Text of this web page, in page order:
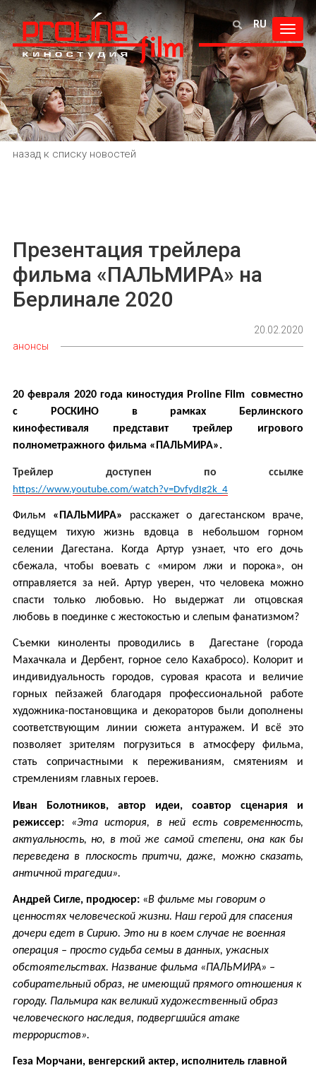
RU
назад к списку новостей
Презентация трейлера
фильма «ПАЛЬМИРА» на
Берлинале 2020
20.02.2020
анонсы
20 февраля 2020 года киностудияProline Film совместно
с РОСКИНО в рамках Берлинского
кинофестиваля
представит трейлер игрового
полнометражного фильма «ПАЛЬМИРА».
Трейлер доступен по ссылке
https://www.youtube.com/watch?v=DvfydIg2k_4
Фильм «ПАЛЬМИРА» расскажет о дагестанском враче,
ведущем тихую жизнь вдовца в небольшом горном
селении Дагестана.
Когда Артур узнает, что его дочь
сбежала, чтобы воевать с «миром лжи и порока», он
отправляется за ней. Артур уверен, что человека можно
спасти только любовью. Но выдержат ли отцовская
любовь в поединке с жестокостью и слепым фанатизмом?
Съемки киноленты проводились в Дагестане (города
Махачкала и Дербент, горное село Кахабросо). Колорит и
индивидуальность городов, суровая красота и величие
горных пейзажей благодаря профессиональной работе
художника-постановщика и декораторов были дополнены
соответствующим линии сюжета антуражем. И всё это
позволяет зрителям погрузиться в атмосферу фильма,
стать сопричастными к переживаниям, смятениям и
стремлениям главных героев.
Иван Болотников, автор идеи, соавтор сценария и
режиссер:
«Эта история, в ней есть современность,
актуальность, но, в той же самой степени, она как бы
переведена в плоскость притчи, даже, можно сказать,
античной трагедии».
Андрей Сигле, продюсер: «В фильме мы говорим о
ценностях человеческой жизни. Наш герой для спасения
дочери едет в Сирию. Это ни в коем случае не военная
операция – просто судьба семьи в данных, ужасных
обстоятельствах. Название фильма «ПАЛЬМИРА» –
собирательный образ, не имеющий прямого отношения к
городу. Пальмира как великий художественный образ
человеческого наследия, подвергшийся атаке
террористов».
Геза Морчани, венгерский актер, исполнитель главной